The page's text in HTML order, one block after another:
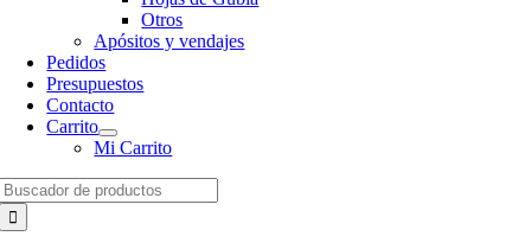
Otros
Apósitos y vendajes
Pedidos
Presupuestos
Contacto
Carrito
Mi Carrito